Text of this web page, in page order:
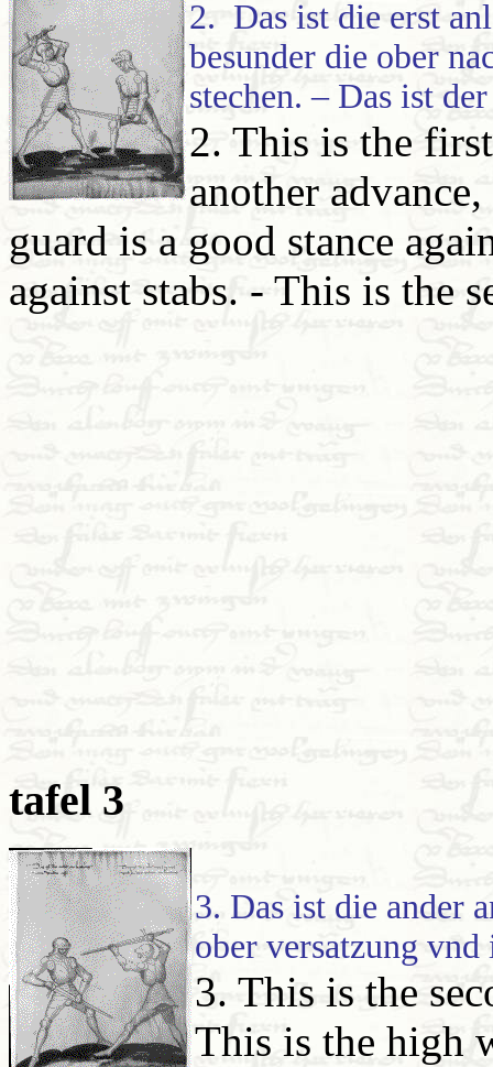
2. Das ist die erst
besunder die ober
stechen. – Das ist
2. This is the
another
guard is a good stance
against stabs. - This is the
tafel 3
3. Das ist die ander
ober versatzung
3. This is the
This is the high